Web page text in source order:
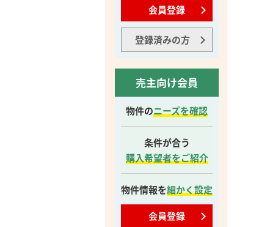
会員登録
登録済みの方
売主向け会員
物件のニーズを確認
条件が合う
購入希望者をご紹介
物件情報を細かく設定
会員登録